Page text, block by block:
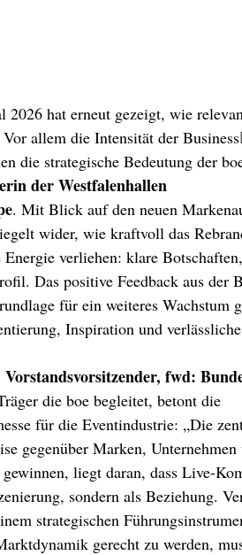
2026 hat erneut gezeigt, wie
allem die Intensität der
die strategische Bedeutung der
der Westfalenhallen
. Mit Blick auf den neuen
wider, wie kraftvoll das
verliehen: klare
Das positive Feedback aus der
für ein weiteres Wachstum
Inspiration und
fwd:
die boe begleitet, betont die
für die Eventindustrie: „Die
gegenüber Marken,
liegt daran, dass Live-
sondern als Beziehung.
strategischen
gerecht zu werden,